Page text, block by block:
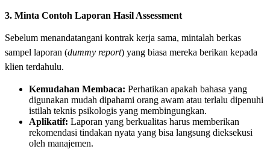
3. Minta Contoh Laporan Hasil Assessment
Sebelum menandatangani kontrak kerja sama, mintalah berkas
sampel laporan (dummy report) yang biasa mereka berikan kepada
klien terdahulu.
Kemudahan Membaca: Perhatikan apakah bahasa yang
digunakan mudah dipahami orang awam atau terlalu dipenuhi
istilah teknis psikologis yang membingungkan.
Aplikatif: Laporan yang berkualitas harus memberikan
rekomendasi tindakan nyata yang bisa langsung dieksekusi
oleh manajemen.